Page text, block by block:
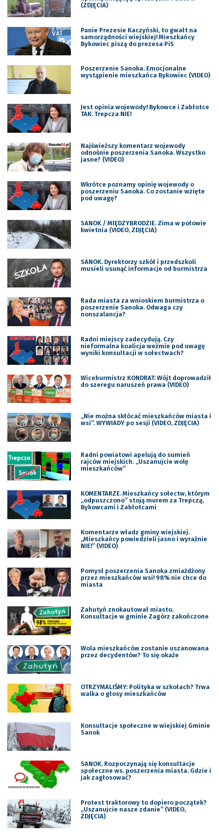
(ZDJĘCIA)
Panie Prezesie Kaczyński, to gwałt na
samorządności wiejskiej! Mieszkańcy
Bykowiec piszą do prezesa PiS
Poszerzenie Sanoka. Emocjonalne
wystąpienie mieszkańca Bykowiec (VIDEO)
Jest opinia wojewody! Bykowce i Zabłotce
TAK. Trepcza NIE!
Najświeższy komentarz wojewody
odnośnie poszerzenia Sanoka. Wszystko
jasne? (VIDEO)
Wkrótce poznamy opinię wojewody o
poszerzeniu Sanoka. Co zostanie wzięte
pod uwagę?
SANOK / MIĘDZYBRODZIE. Zima w połowie
kwietnia (VIDEO, ZDJĘCIA)
SANOK. Dyrektorzy szkół i przedszkoli
musieli usunąć informacje od burmistrza
Rada miasta za wnioskiem burmistrza o
poszerzenie Sanoka. Odwaga czy
nonszalancja?
Radni miejscy zadecydują. Czy
nieformalna koalicja weźmie pod uwagę
wyniki konsultacji w sołectwach?
Wiceburmistrz KONDRAT: Wójt doprowadził
do szeregu naruszeń prawa (VIDEO)
„Nie można skłócać mieszkańców miasta i
wsi”. WYWIADY po sesji (VIDEO, ZDJĘCIA)
Radni powiatowi apelują do sumień
rajców miejskich. „Uszanujcie wolę
mieszkańców”
KOMENTARZE. Mieszkańcy sołectw, którym
„odpuszczono” stoją murem za Trepczą,
Bykowcami i Zabłotcami
Komentarze władz gminy wiejskiej.
„Mieszkańcy powiedzieli jasno i wyraźnie
NIE!” (VIDEO)
Pomysł poszerzenia Sanoka zmiażdżony
przez mieszkańców wsi! 98% nie chce do
miasta
Zahutyń znokautował miasto.
Konsultacje w gminie Zagórz zakończone
Wola mieszkańców zostanie uszanowana
przez decydentów? To się okaże
OTRZYMALIŚMY: Polityka w szkołach? Trwa
walka o głosy mieszkańców
Konsultacje społeczne w wiejskiej Gminie
Sanok
SANOK. Rozpoczynają się konsultacje
społeczne ws. poszerzenia miasta. Gdzie i
jak zagłosować?
Protest traktorowy to dopiero początek?
„Uszanujcie nasze zdanie” (VIDEO,
ZDJĘCIA)